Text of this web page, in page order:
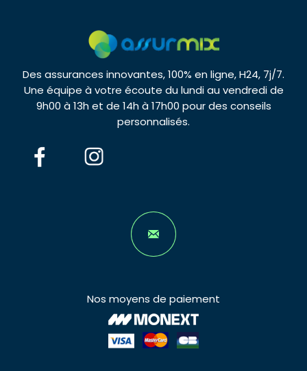
Des assurances innovantes, 100% en ligne, H24, 7j/7.
Une équipe à votre écoute du lundi au vendredi de
9h00 à 13h et de 14h à 17h00 pour des conseils
personnalisés.
Nos moyens de paiement